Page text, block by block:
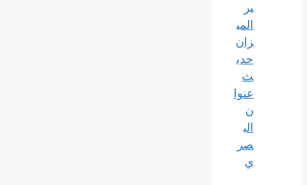
ير
المي
زان
حدي
ث
عنوا
ن
الب
صر
ي